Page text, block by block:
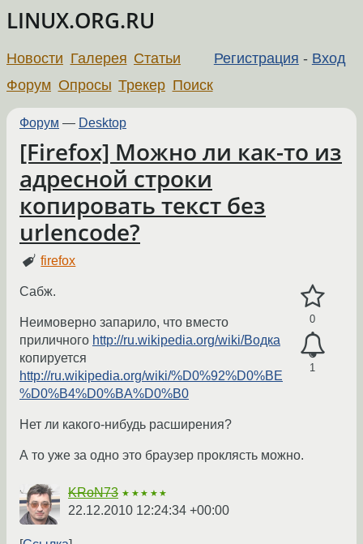
LINUX.ORG.RU
Регистрация - Вход
Новости Галерея Статьи
Форум Опросы Трекер Поиск
Форум — Desktop
[Firefox] Можно ли как-то из
адресной строки
копировать текст без
urlencode?
firefox
0
1
Сабж.
Неимоверно запарило, что вместо
приличного http://ru.wikipedia.org/wiki/Водка
копируется
http://ru.wikipedia.org/wiki/%D0%92%D0%BE
%D0%B4%D0%BA%D0%B0
Нет ли какого-нибудь расширения?
А то уже за одно это браузер проклясть можно.
KRoN73 ★★★★★
22.12.2010 12:24:34 +00:00